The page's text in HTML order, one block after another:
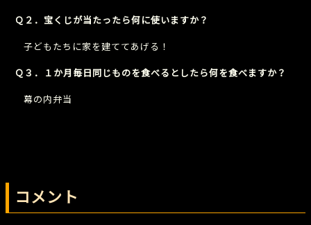
Ｑ２．宝くじが当たったら何に使いますか？
子どもたちに家を建ててあげる！
Ｑ３．１か月毎日同じものを食べるとしたら何を食べますか？
幕の内弁当
コメント